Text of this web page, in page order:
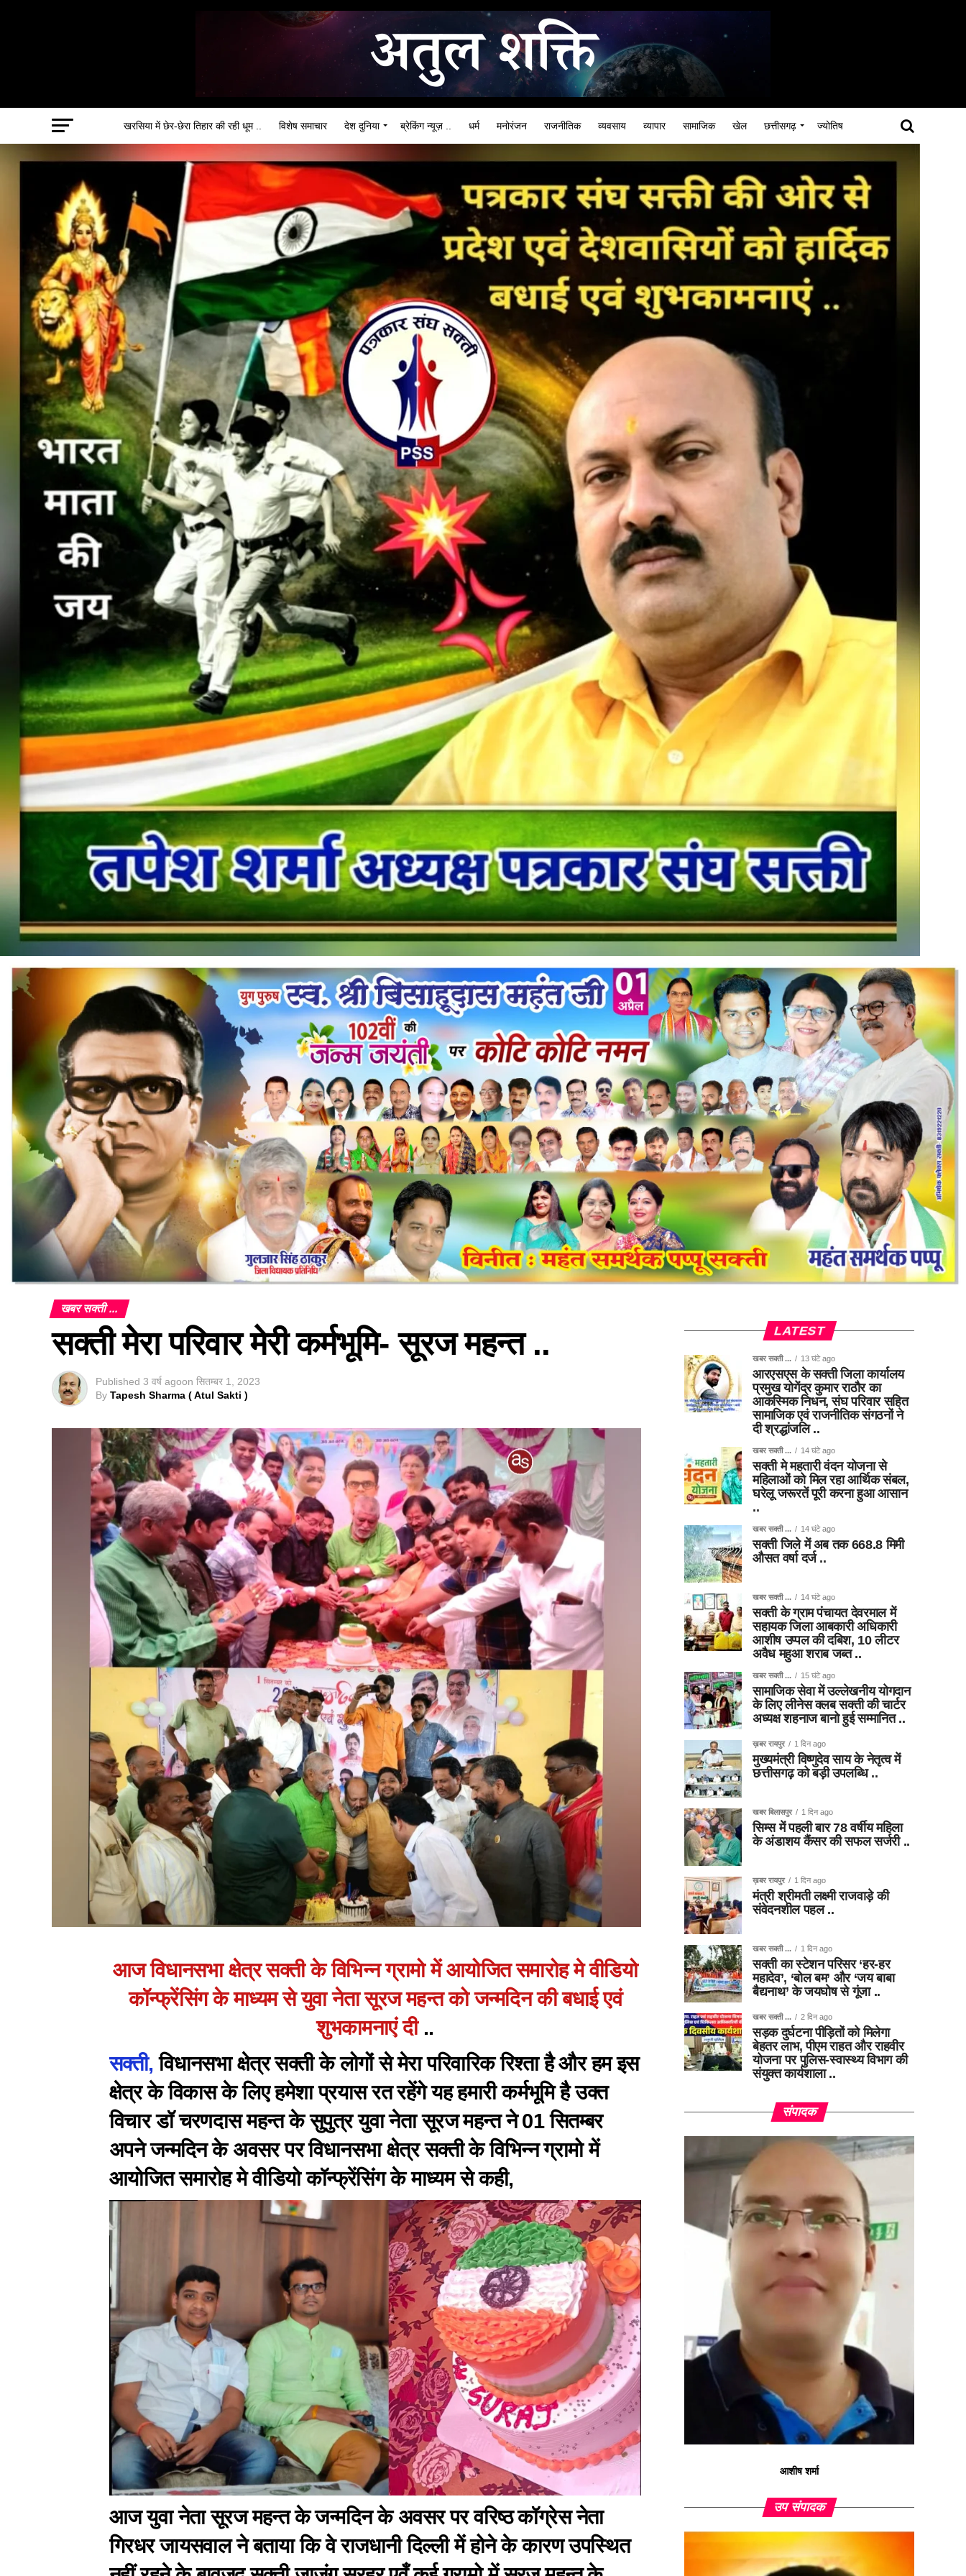
खरसिया में छेर-छेरा तिहार की रही धूम .. विशेष समाचार देश दुनिया ब्रेकिंग न्यूज़ .. धर्म मनोरंजन राजनीतिक व्यवसाय व्यापार सामाजिक खेल छत्तीसगढ़ ज्योतिष
खबर सक्ती ...
सक्ती मेरा परिवार मेरी कर्मभूमि- सूरज महन्त ..
Published 3 वर्ष agoon सितम्बर 1, 2023
By Tapesh Sharma ( Atul Sakti )
आज विधानसभा क्षेत्र सक्ती के विभिन्न ग्रामो में आयोजित समारोह मे वीडियो
कॉन्फ्रेंसिंग के माध्यम से युवा नेता सूरज महन्त को जन्मदिन की बधाई एवं
शुभकामनाएं दी..
सक्ती, विधानसभा क्षेत्र सक्ती के लोगों से मेरा परिवारिक रिश्ता है और हम इस
क्षेत्र के विकास के लिए हमेशा प्रयास रत रहेंगे यह हमारी कर्मभूमि है उक्त
विचार डॉ चरणदास महन्त के सुपुत्र युवा नेता सूरज महन्त ने 01 सितम्बर
अपने जन्मदिन के अवसर पर विधानसभा क्षेत्र सक्ती के विभिन्न ग्रामो में
आयोजित समारोह मे वीडियो कॉन्फ्रेंसिंग के माध्यम से कही,
आज युवा नेता सूरज महन्त के जन्मदिन के अवसर पर वरिष्ठ कॉग्रेस नेता
गिरधर जायसवाल ने बताया कि वे राजधानी दिल्ली में होने के कारण उपस्थित
LATEST
खबर सक्ती ... 13 घंटे ago
आरएसएस के सक्ती जिला कार्यालय
प्रमुख योगेंद्र कुमार राठौर का
आकस्मिक निधन, संघ परिवार सहित
सामाजिक एवं राजनीतिक संगठनों ने
दी श्रद्धांजलि ..
खबर सक्ती ... 14 घंटे ago
सक्ती मे महतारी वंदन योजना से
महिलाओं को मिल रहा आर्थिक संबल,
घरेलू जरूरतें पूरी करना हुआ आसान
..
खबर सक्ती ... 14 घंटे ago
सक्ती जिले में अब तक 668.8 मिमी
औसत वर्षा दर्ज ..
खबर सक्ती ... 14 घंटे ago
सक्ती के ग्राम पंचायत देवरमाल में
सहायक जिला आबकारी अधिकारी
आशीष उप्पल की दबिश, 10 लीटर
अवैध महुआ शराब जब्त ..
खबर सक्ती ... 15 घंटे ago
सामाजिक सेवा में उल्लेखनीय योगदान
के लिए लीनेस क्लब सक्ती की चार्टर
अध्यक्ष शहनाज बानो हुई सम्मानित ..
ख़बर रायपुर 1 दिन ago
मुख्यमंत्री विष्णुदेव साय के नेतृत्व में
छत्तीसगढ़ को बड़ी उपलब्धि ..
खबर बिलासपुर 1 दिन ago
सिम्स में पहली बार 78 वर्षीय महिला
के अंडाशय कैंसर की सफल सर्जरी ..
ख़बर रायपुर 1 दिन ago
मंत्री श्रीमती लक्ष्मी राजवाड़े की
संवेदनशील पहल ..
खबर सक्ती ... 1 दिन ago
सक्ती का स्टेशन परिसर ‘हर-हर
महादेव’, ‘बोल बम’ और ‘जय बाबा
बैद्यनाथ’ के जयघोष से गूंजा ..
खबर सक्ती ... 2 दिन ago
सड़क दुर्घटना पीड़ितों को मिलेगा
बेहतर लाभ, पीएम राहत और राहवीर
योजना पर पुलिस-स्वास्थ्य विभाग की
संयुक्त कार्यशाला ..
संपादक
आशीष शर्मा
उप संपादक